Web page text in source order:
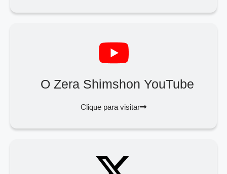
O Zera Shimshon YouTube
Clique para visitar